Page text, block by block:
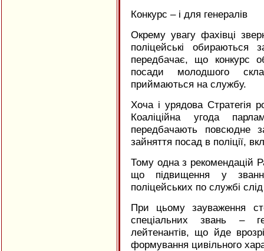
Конкурс – і для генералів
Окрему увагу фахівці
поліцейські
передбачає, що конкурс
посади молодшого
приймаються на службу.
Хоча і урядова Стратегія
Коаліційна угода
передбачають повсюдне
зайняття посад в поліції,
Тому одна з рекомендацій
що підвищення у
поліцейських по службі
При цьому зауваження
спеціальних звань –
лейтенантів, що йде
формування цивільного